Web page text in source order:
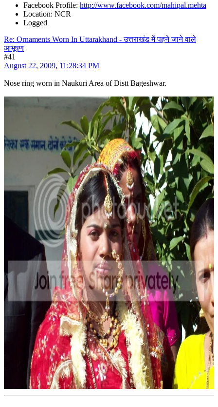
Facebook Profile: http://www.facebook.com/mahipal.mehta
Location: NCR
Logged
Re: Ornaments Worn In Uttarakhand - उत्तराखंड में पहने जाने वाले
आभूषण
#41
August 22, 2009, 11:28:34 PM
Nose ring worn in Naukuri Area of Distt Bageshwar.